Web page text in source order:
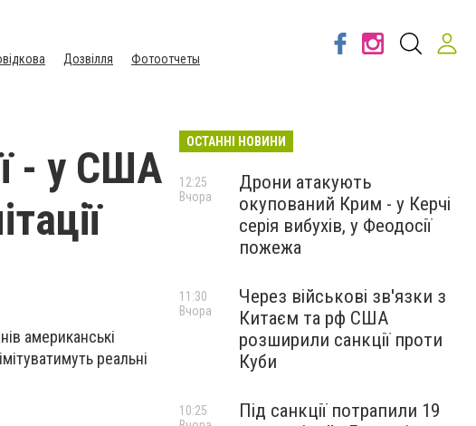
Дозвілля Фотоотчеты
- у США
американські
реальні
ОСТАННІ НОВИНИ
Дрони атакують
окупований Крим - у Керчі
серія вибухів, у Феодосії
пожежа
12:25
Вчора
Через військові зв'язки з
Китаєм та рф США
розширили санкції проти
Куби
11:30
Вчора
Під санкції потрапили 19
10:25